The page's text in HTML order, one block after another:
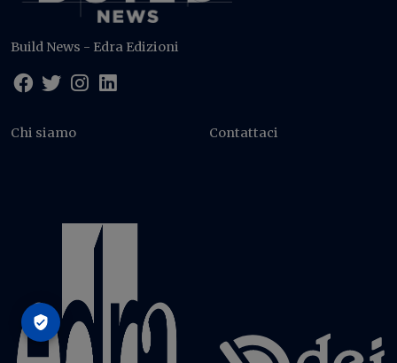
Build News - Edra Edizioni
Chi siamo Contattaci